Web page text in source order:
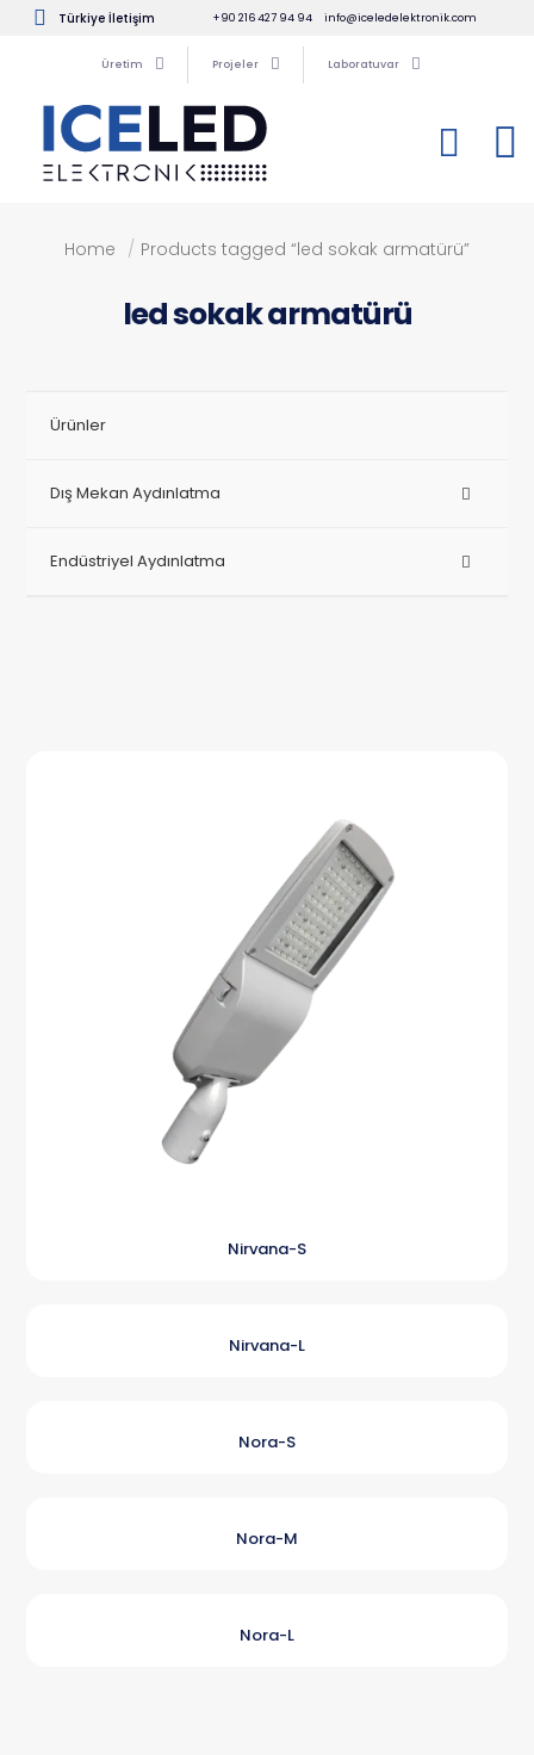
Türkiye İletişim +90 216 427 94 94 info@iceledelektronik.com
Üretim Projeler Laboratuvar
Home / Products tagged “led sokak armatürü”
led sokak armatürü
Ürünler
Dış Mekan Aydınlatma
Endüstriyel Aydınlatma
Nirvana-S
Nirvana-L
Nora-S
Nora-M
Nora-L